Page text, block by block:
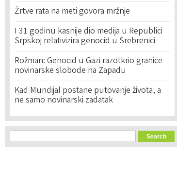
Žrtve rata na meti govora mržnje
I 31 godinu kasnije dio medija u Republici
Srpskoj relativizira genocid u Srebrenici
Rožman: Genocid u Gazi razotkrio granice
novinarske slobode na Zapadu
Kad Mundijal postane putovanje života, a
ne samo novinarski zadatak
Search form
Search